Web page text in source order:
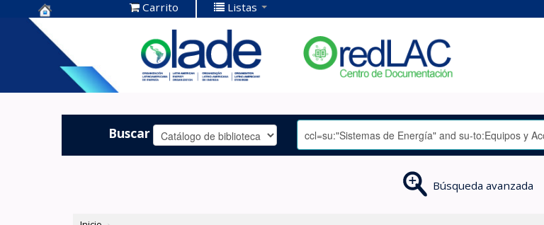
Centro de
Documentación
OLADE -
Carrito Listas
Buscar
Búsqueda avanzada